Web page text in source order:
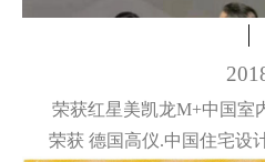
荣获红星美凯龙M+中国室
荣获 德国高仪.中国住宅设